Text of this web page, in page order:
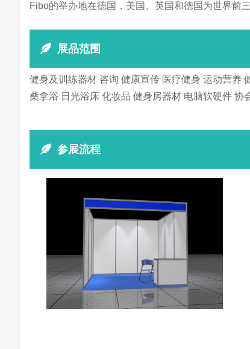
Fibo的举办地在德国，美国、英国和德国为世界前
展品范围
健身及训练器材 咨询 健康宣传 医疗健身 运动营养
桑拿浴 日光浴床 化妆品 健身房器材 电脑软硬件 协
参展流程